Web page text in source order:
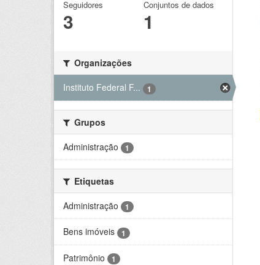
Seguidores
3
Conjuntos de dados
1
Organizações
Instituto Federal F...
1
Grupos
Administração
1
Etiquetas
Administração
1
Bens imóveis 1
Patrimônio 1